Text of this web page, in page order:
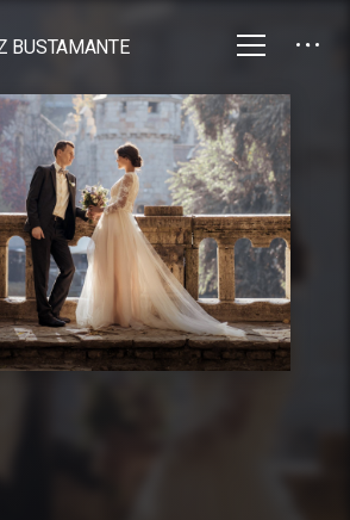
BUSTAMANTE